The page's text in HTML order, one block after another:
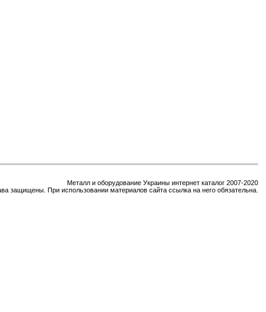
Металл и оборудование Украины интернет каталог 2007-2020
защищены. При использовании материалов сайта ссылка на него обязательна.